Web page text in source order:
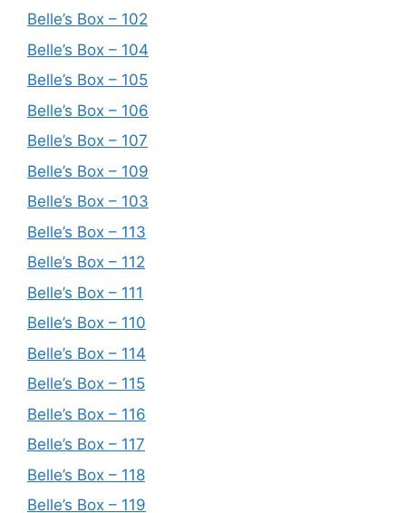
Belle’s Box – 102
Belle’s Box – 104
Belle’s Box – 105
Belle’s Box – 106
Belle’s Box – 107
Belle’s Box – 109
Belle’s Box – 103
Belle’s Box – 113
Belle’s Box – 112
Belle’s Box – 111
Belle’s Box – 110
Belle’s Box – 114
Belle’s Box – 115
Belle’s Box – 116
Belle’s Box – 117
Belle’s Box – 118
Belle’s Box – 119